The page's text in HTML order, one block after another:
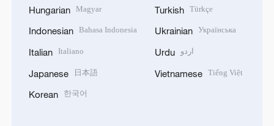
Hungarian Magyar
Indonesian Bahasa Indonesia
Italian Italiano
Japanese 日本語
Korean 한국어
Turkish Türkçe
Ukrainian Українська
Urdu اردو
Vietnamese Tiếng Việt